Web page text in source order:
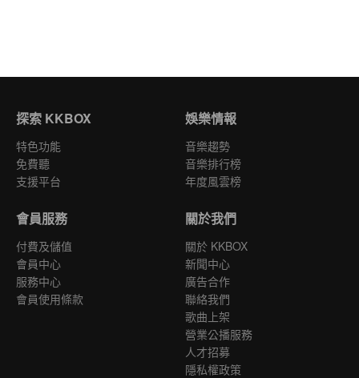
探索 KKBOX
特色功能
免費聽
支援平台
娛樂情報
音樂趨勢
音樂排行榜
年度風雲榜
會員服務
付費及儲值
會員中心
服務中心
會員使用條款
關於我們
關於 KKBOX
新聞中心
廣告合作
聯絡我們
歌曲上架
營業公播服務
人才招募
隱私權政策